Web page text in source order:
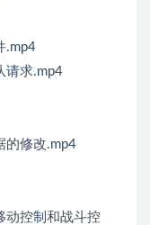
.mp4
请求.mp4
的修改.mp4
动控制和战斗控